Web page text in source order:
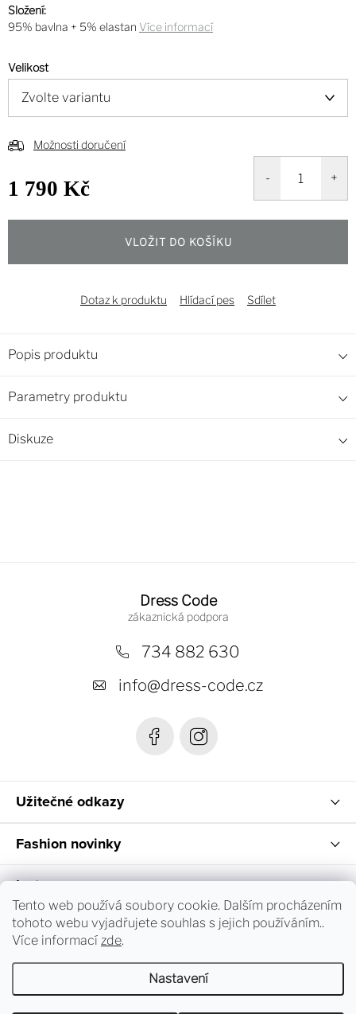
Tento web používá soubory cookie. Dalším procházením
tohoto webu vyjadřujete souhlas s jejich používáním..
Více informací zde.
Nastavení
Složení:
95% bavlna + 5% elastan Více informací
Velikost
Možnosti doručení
1 790 Kč
VLOŽIT DO KOŠÍKU
Dotaz k produktu Hlídací pes Sdílet
Popis produktu
Parametry produktu
Diskuze
Dress Code
734 882 630
info@dress-code.cz
Užitečné odkazy
Fashion novinky
Instagram
Sledování objednávky a vrácení zboží
Copyright 2026dress-code.cz. Všechna práva vyhrazena.